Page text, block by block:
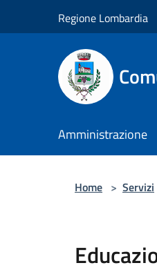
Regione Lombardia
Amministrazione
Home > Servizi